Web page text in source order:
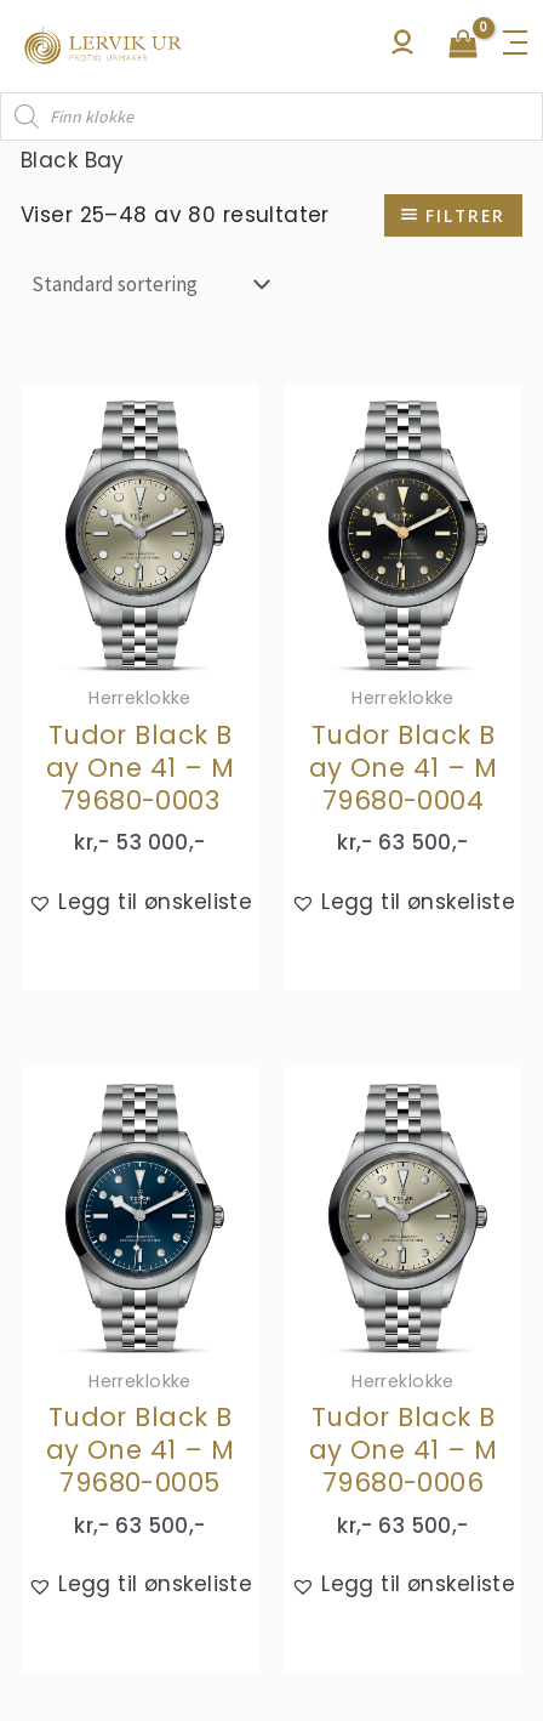
rett
innholdet
Products
search
Black Bay
Viser 25–48 av 80 resultater
FILTRER
Herreklokke
Tudor Black B
ay One 41 – M
79680-0003
kr,- 53 000,-
Legg til ønskeliste
Herreklokke
Tudor Black B
ay One 41 – M
79680-0004
kr,- 63 500,-
Legg til ønskeliste
Herreklokke
Tudor Black B
ay One 41 – M
79680-0005
kr,- 63 500,-
Legg til ønskeliste
Herreklokke
Tudor Black B
ay One 41 – M
79680-0006
kr,- 63 500,-
Legg til ønskeliste